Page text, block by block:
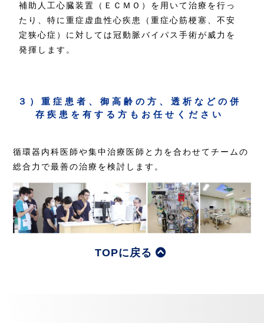
補助人工心臓装置（ＥＣＭＯ）を用いて治療を行っ
たり、特に重症虚血性心疾患（重症心筋梗塞、不安
定狭心症）に対しては冠動脈バイパス手術が威力を
発揮します。
３）重症患者、御高齢の方、透析などの併
存疾患を有する方もお任せください
循環器内科医師や集中治療医師と力を合わせてチームの
総合力で最善の治療を検討します。
TOPに戻る